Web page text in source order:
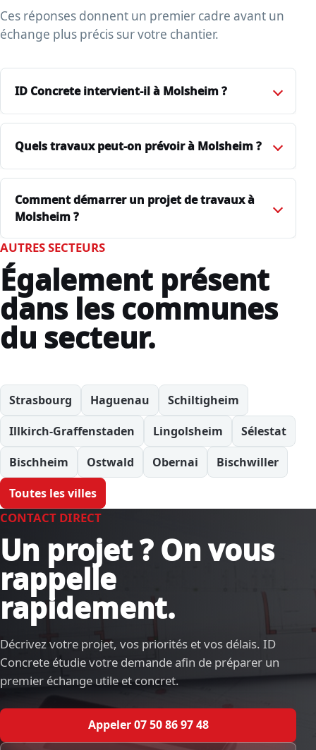
Ces réponses donnent un premier cadre avant un
échange plus précis sur votre chantier.
ID Concrete intervient-il à Molsheim ?
Quels travaux peut-on prévoir à Molsheim ?
Comment démarrer un projet de travaux à
Molsheim ?
AUTRES SECTEURS
Également présent
dans les communes
du secteur.
Strasbourg Haguenau
Schiltigheim
Illkirch-Graffenstaden
Lingolsheim
Sélestat
Bischheim
Ostwald Obernai
Bischwiller
Toutes les villes
CONTACT DIRECT
Un projet ? On vous
rappelle
rapidement.
Décrivez votre projet, vos priorités et vos délais. ID
Concrete étudie votre demande afin de préparer un
premier échange utile et concret.
Appeler 07 50 86 97 48